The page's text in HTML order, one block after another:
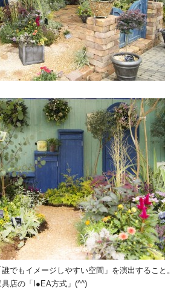
でもイメージしやすい空間」を演出すること。
店の「I●EA方式」(^^)